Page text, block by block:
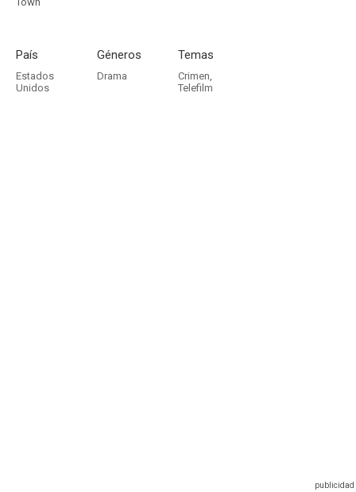
País
Estados
Unidos
Géneros
Drama
Temas
Crimen,
Telefilm